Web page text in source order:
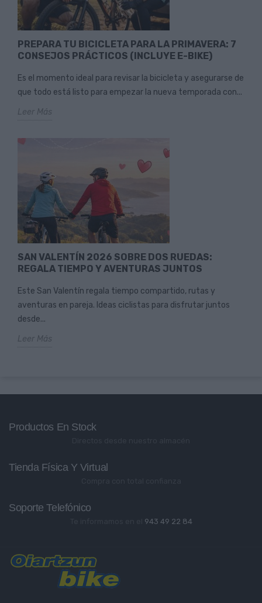
PREPARA TU BICICLETA PARA LA PRIMAVERA: 7
CONSEJOS PRÁCTICOS (INCLUYE E-BIKE)
Es el momento ideal para revisar la bicicleta y asegurarse de
que todo está listo para empezar la nueva temporada con...
Leer Más
SAN VALENTÍN 2026 SOBRE DOS RUEDAS:
REGALA TIEMPO Y AVENTURAS JUNTOS
Este San Valentín regala tiempo compartido, rutas y
aventuras en pareja. Ideas ciclistas para disfrutar juntos
desde...
Leer Más
Productos En Stock
Tienda Física Y Virtual
Soporte Telefónico
943 49 22 84